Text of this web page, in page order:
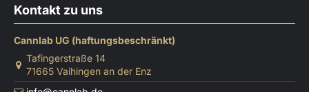
Kontakt zu uns
Cannlab UG (haftungsbeschränkt)
Tafingerstraße 14
71665 Vaihingen an der Enz